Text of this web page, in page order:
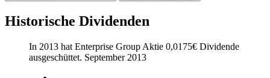
Historische Dividenden
In 2013 hat Enterprise Group Aktie 0,0175€ Dividende
ausgeschüttet. September 2013